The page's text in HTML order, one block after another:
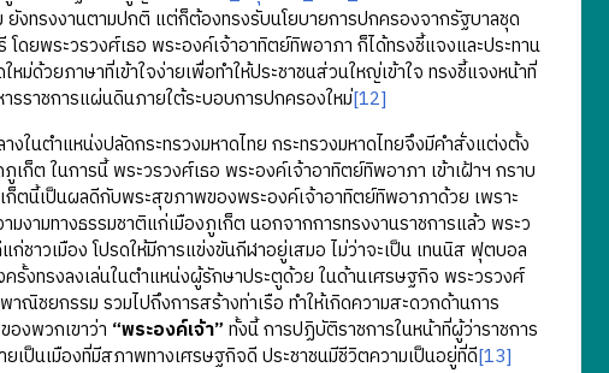
งทรงงานตามปกติ แต่ก็ต้องทรงรับนโยบายการปกครองจากรัฐบาลชุด
ดยพระวรวงศ์เธอ พระองค์เจ้าอาทิตย์ทิพอาภา ก็ได้ทรงชี้แจงและประทาน
ม่ด้วยภาษาที่เข้าใจง่ายเพื่อทำให้ประชาชนส่วนใหญ่เข้าใจ ทรงชี้แจงหน้าที่
รราชการแผ่นดินภายใต้ระบอบการปกครองใหม่[12]
ตำแหน่งปลัดกระทรวงมหาดไทย กระทรวงมหาดไทยจึงมีคำสั่งแต่งตั้ง
ก็ต ในการนี้ พระวรวงศ์เธอ พระองค์เจ้าอาทิตย์ทิพอาภา เข้าเฝ้าฯ กราบ
ตนี้เป็นผลดีกับพระสุขภาพของพระองค์เจ้าอาทิตย์ทิพอาภาด้วย เพราะ
งามทางธรรมชาติแก่เมืองภูเก็ต นอกจากการทรงงานราชการแล้ว พระว
าวเมือง โปรดให้มีการแข่งขันกีฬาอยู่เสมอ ไม่ว่าจะเป็น เทนนิส ฟุตบอล
รั้งทรงลงเล่นในตำแหน่งผู้รักษาประตูด้วย ในด้านเศรษฐกิจ พระวรวงศ์
ณิชยกรรม รวมไปถึงการสร้างท่าเรือ ทำให้เกิดความสะดวกด้านการ
องพวกเขาว่า “พระองค์เจ้า” ทั้งนี้ การปฏิบัติราชการในหน้าที่ผู้ว่าราชการ
เป็นเมืองที่มีสภาพทางเศรษฐกิจดี ประชาชนมีชีวิตความเป็นอยู่ที่ดี[13]